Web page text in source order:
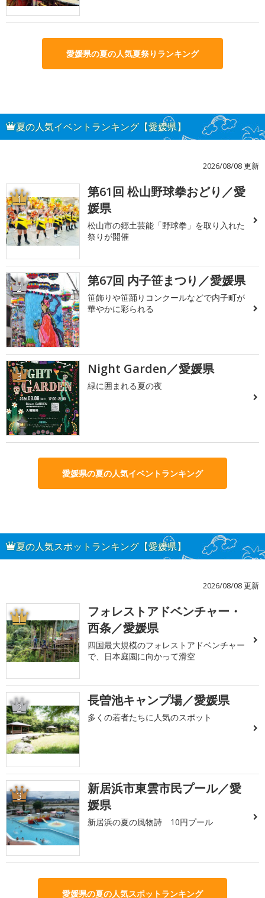
愛媛県の夏の人気夏祭りランキング
夏の人気イベントランキング【愛媛県】
2026/08/08 更新
1
第61回 松山野球拳おどり／愛
媛県
松山市の郷土芸能「野球拳」を取り入れた
祭りが開催
2 第67回 内子笹まつり／愛媛県
笹飾りや笹踊りコンクールなどで内子町が
華やかに彩られる
3 Night Garden／愛媛県
緑に囲まれる夏の夜
愛媛県の夏の人気イベントランキング
夏の人気スポットランキング【愛媛県】
2026/08/08 更新
1
フォレストアドベンチャー・
西条／愛媛県
四国最大規模のフォレストアドベンチャー
で、日本庭園に向かって滑空
2 長曽池キャンプ場／愛媛県
多くの若者たちに人気のスポット
3
新居浜市東雲市民プール／愛
媛県
新居浜の夏の風物詩 10円プール
愛媛県の夏の人気スポットランキング